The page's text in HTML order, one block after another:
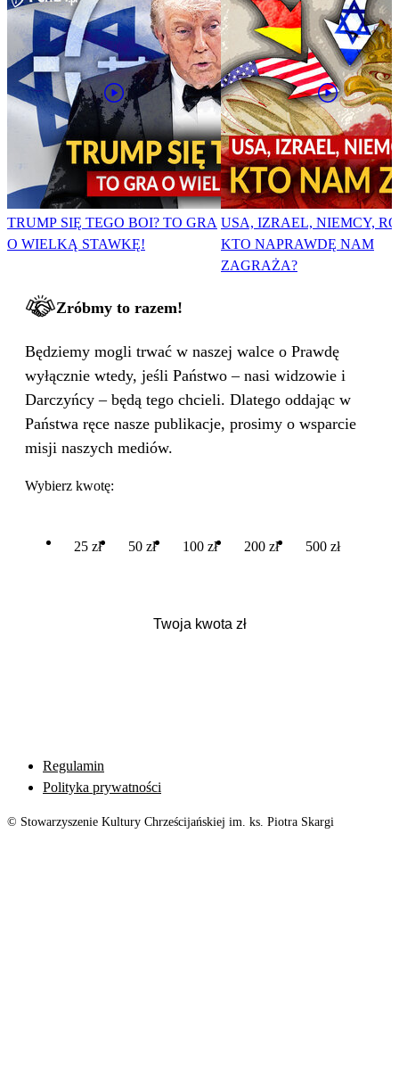
TRUMP SIĘ TEGO BOI? TO GRA
O WIELKĄ STAWKĘ!
USA, IZRAEL, NIEMCY,
KTO NAPRAWDĘ NAM
ZAGRAŻA?
Zróbmy to razem!
Będziemy mogli trwać w naszej walce o Prawdę
wyłącznie wtedy, jeśli Państwo – nasi widzowie i
Darczyńcy – będą tego chcieli. Dlatego oddając w
Państwa ręce nasze publikacje, prosimy o wsparcie
misji naszych mediów.
Wybierz kwotę:
25 zł 50 zł 100 zł 200 zł 500 zł
Regulamin
Polityka prywatności
© Stowarzyszenie Kultury Chrześcijańskiej im. ks. Piotra Skargi